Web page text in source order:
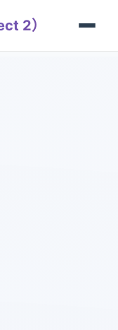
2）